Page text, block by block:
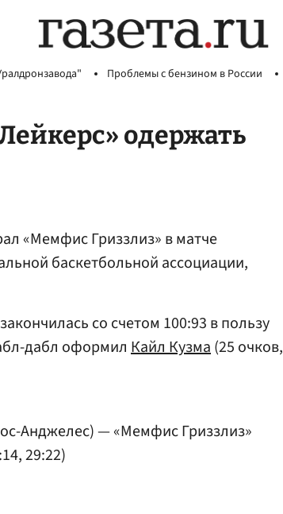
Проблемы с бензином в России
одержать
«Мемфис Гриззлиз» в матче
баскетбольной ассоциации,
со счетом 100:93 в пользу
дабл оформил Кайл Кузма(25 очков,
Анджелес) — «Мемфис Гриззлиз»
29:22)